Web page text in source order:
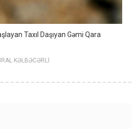
Taxıl Daşıyan Gəmi Qara
KƏLBƏCƏRLİ